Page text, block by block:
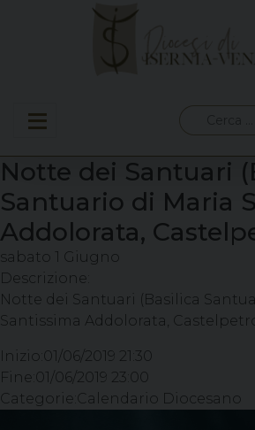
per:
Notte dei Santuari
Santuario di Maria
Addolorata,
sabato 1 Giugno
Descrizione:
Notte dei Santuari (Basilica
Santissima Addolorata,
Inizio: 01/06/2019 21:30
Fine: 01/06/2019 23:00
Categorie: Calendario Diocesano